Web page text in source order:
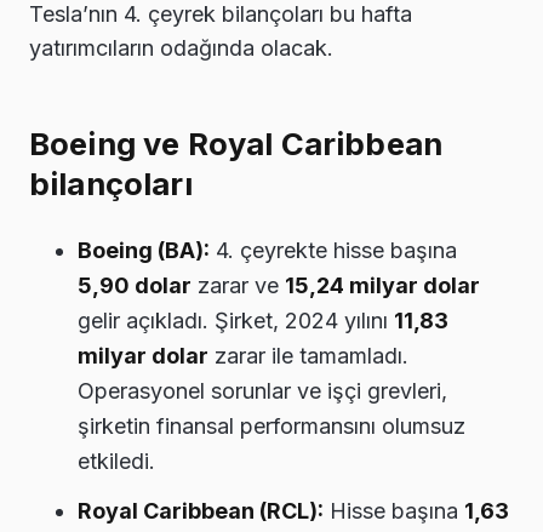
Tesla’nın 4. çeyrek bilançoları bu hafta
yatırımcıların odağında olacak.
Boeing ve Royal Caribbean
bilançoları
Boeing (BA): 4. çeyrekte hisse başına
5,90 dolar zarar ve 15,24 milyar dolar
gelir açıkladı. Şirket, 2024 yılını 11,83
milyar dolar zarar ile tamamladı.
Operasyonel sorunlar ve işçi grevleri,
şirketin finansal performansını olumsuz
etkiledi.
Royal Caribbean (RCL): Hisse başına 1,63